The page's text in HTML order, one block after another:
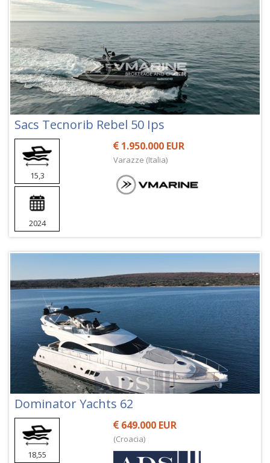
Sacs Tecnorib Rebel 50 Ips
15,3
2024
1.950.000 EUR
Varazze (Italia)
Dominator Yachts 62
18,55
649.000 EUR
(Croacia)